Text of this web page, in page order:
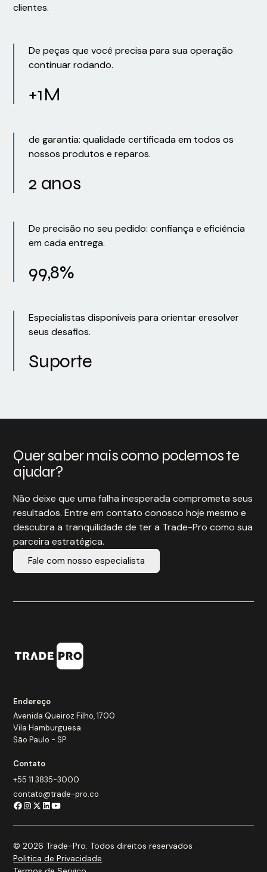
clientes.
De peças que você precisa para sua operação
continuar rodando.
+1M
de garantia: qualidade certificada em todos os
nossos produtos e reparos.
2 anos
De precisão no seu pedido: confiança e eficiência
em cada entrega.
99,8%
Especialistas disponíveis para orientar eresolver
seus desafios.
Suporte
Quer saber mais como podemos te
ajudar?
Não deixe que uma falha inesperada comprometa seus
resultados. Entre em contato conosco hoje mesmo e
descubra a tranquilidade de ter a Trade-Pro como sua
parceira estratégica.
Fale com nosso especialista
Endereço
Avenida Queiroz Filho, 1700
Vila Hamburguesa
São Paulo - SP
Contato
+55 11 3835-3000
contato@trade-pro.co
© 2026 Trade-Pro. Todos direitos reservados
Politica de Privacidade